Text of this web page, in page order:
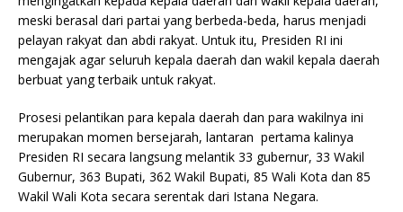
meski berasal dari partai yang berbeda-beda, harus menjadi
pelayan rakyat dan abdi rakyat. Untuk itu, Presiden RI ini
mengajak agar seluruh kepala daerah dan wakil kepala daerah
berbuat yang terbaik untuk rakyat.
Prosesi pelantikan para kepala daerah dan para wakilnya ini
merupakan momen bersejarah, lantaran pertama kalinya
Presiden RI secara langsung melantik 33 gubernur, 33 Wakil
Gubernur, 363 Bupati, 362 Wakil Bupati, 85 Wali Kota dan 85
Wakil Wali Kota secara serentak dari Istana Negara.